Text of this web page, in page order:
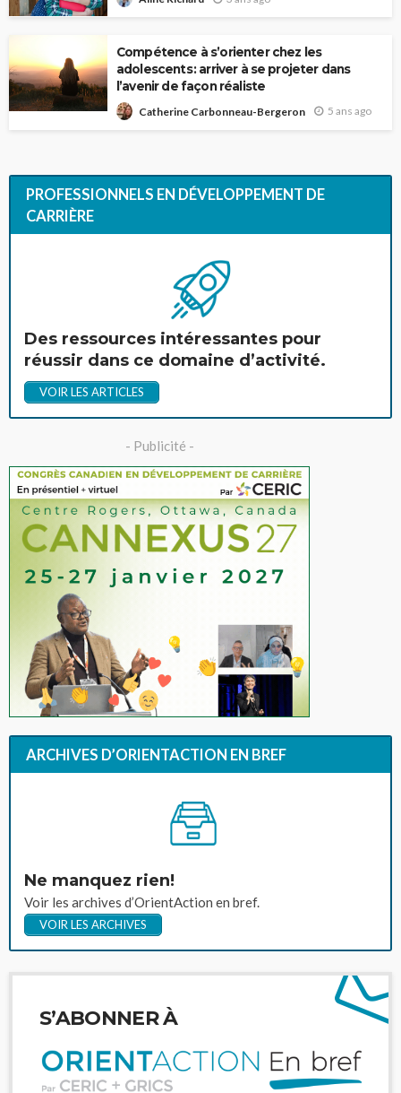
Compétence à s’orienter chez les
adolescents : arriver à se projeter dans
l’avenir de façon réaliste
Catherine Carbonneau-Bergeron 5 ans ago
PROFESSIONNELS EN DÉVELOPPEMENT DE
CARRIÈRE
Des ressources intéressantes pour
réussir dans ce domaine d’activité.
VOIR LES ARTICLES
- Publicité -
ARCHIVES D’ORIENTACTION EN BREF
Ne manquez rien!
Voir les archives d’OrientAction en bref.
VOIR LES ARCHIVES
S’ABONNER À